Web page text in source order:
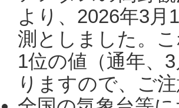
より、2026年3月
測としました。
1位の値（通年、
りますので、ご